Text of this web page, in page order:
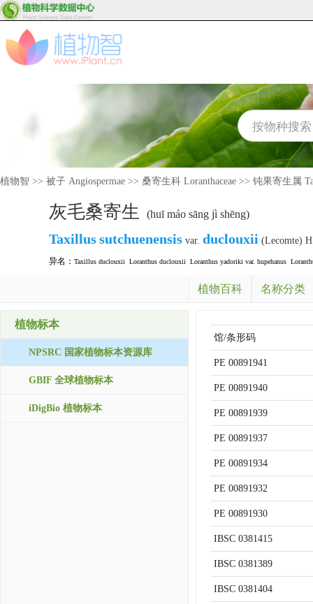
植物智 >> 被子 Angiospermae >> 桑寄生科 Loranthaceae >> 钝果寄生属
灰毛桑寄生 (huī máo sāng jì shēng)
Taxillussutchuenensis var. duclouxii (Lecomte)
异名： Taxillus duclouxii Loranthus duclouxii Loranthus yadoriki var. hupehanus
植物百科 名称分类
植物标本
NPSRC 国家植物标本资源库
GBIF 全球植物标本
iDigBio 植物标本
馆/条形码
PE 00891941
PE 00891940
PE 00891939
PE 00891937
PE 00891934
PE 00891932
PE 00891930
IBSC 0381415
IBSC 0381389
IBSC 0381404